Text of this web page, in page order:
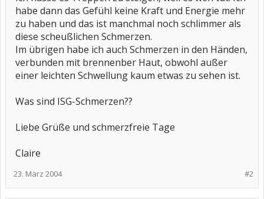
habe dann das Gefühl keine Kraft und Energie mehr
zu haben und das ist manchmal noch schlimmer als
diese scheußlichen Schmerzen.
Im übrigen habe ich auch Schmerzen in den Händen,
verbunden mit brennenber Haut, obwohl außer
einer leichten Schwellung kaum etwas zu sehen ist.
Was sind ISG-Schmerzen??
Liebe Grüße und schmerzfreie Tage
Claire
#2
23. März 2004